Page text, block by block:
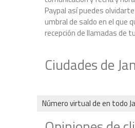
Paypal así puedes
umbral de saldo en el que
recepción de llamadas de
Ciudades de
Número virtual de en todo